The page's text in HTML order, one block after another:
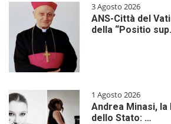
3 Agosto 2026
ANS-Città del
della “Positio
1 Agosto 2026
Andrea Minasi,
dello Stato: …